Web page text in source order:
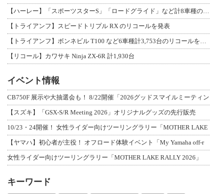
【トライアンフ】スピードトリプル RX のリコールを発表
【リコール】カワサキ Ninja ZX-6R 計1,930台
イベント情報
CB750F 展示や大抽選会も！ 8/22開催「2026グッドスマイルミーティン
【スズキ】「GSX-S/R Meeting 2026」オリジナルグッズの先行販売
10/23・24開催！ 女性ライダー向けツーリングラリー「MOTHER LAKE
【ヤマハ】初心者が主役！ オフロード体験イベント「My Yamaha off-r
女性ライダー向けツーリングラリー「MOTHER LAKE RALLY 2026」
キーワード